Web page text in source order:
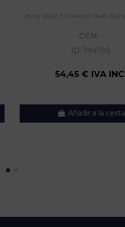
BMW SERIE 3 COMPACT (E46) 316TI |
OEM: -
ID: 794789
54,45 € IVA
Añadir a la cesta